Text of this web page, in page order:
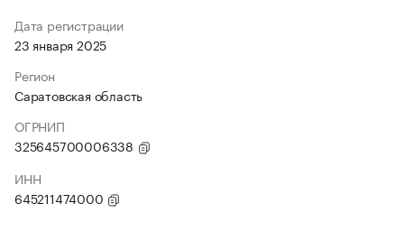
Дата регистрации
23 января 2025
Регион
Саратовская область
ОГРНИП
325645700006338
ИНН
645211474000